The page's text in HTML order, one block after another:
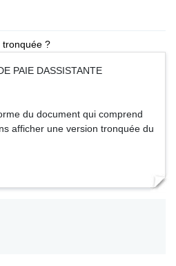
tronquée ?
PAIE DASSISTANTE
du document qui comprend
afficher une version tronquée du